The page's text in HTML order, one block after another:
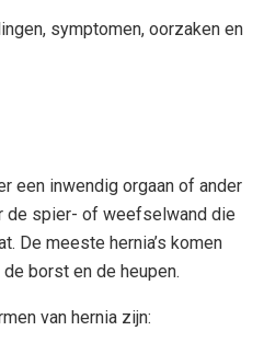
een inwendig orgaan of ander
de spier- of weefselwand die
De meeste hernia’s komen
borst en de heupen.
van hernia zijn: